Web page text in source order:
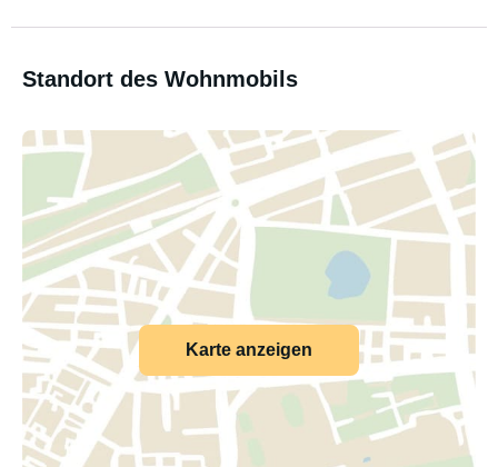
Standort des Wohnmobils
Karte anzeigen